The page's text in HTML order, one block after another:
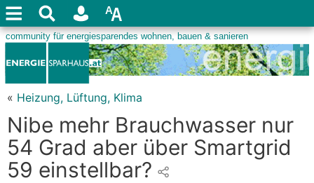
« Heizung, Lüftung, Klima
Nibe mehr Brauchwasser nur
54 Grad aber über Smartgrid
59 einstellbar?